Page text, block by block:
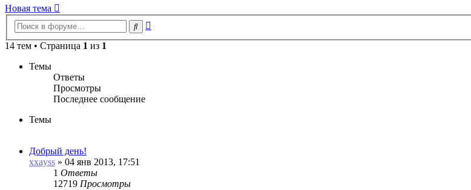
Новая
тема
Новая тема
Поиск
14 тем • Страница 1 из 1
Темы
Ответы
Просмотры
Последнее сообщение
Темы
Добрый день!
xxayss » 04 янв 2013, 17:51
1 Ответы
12719 Просмотры